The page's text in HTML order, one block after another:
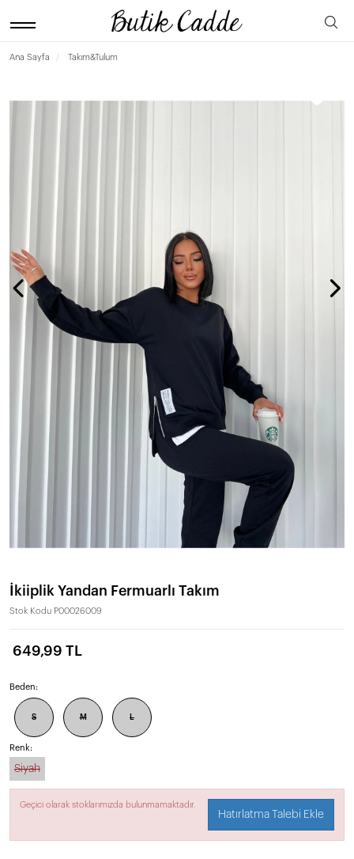
Ana Sayfa Takım&Tulum
İkiiplik Yandan Fermuarlı Takım
Stok Kodu P00026009
649,99 TL
Beden:
S M L
Renk:
Siyah
Geçici olarak stoklarımızda bulunmamaktadır.
Hatırlatma Talebi Ekle